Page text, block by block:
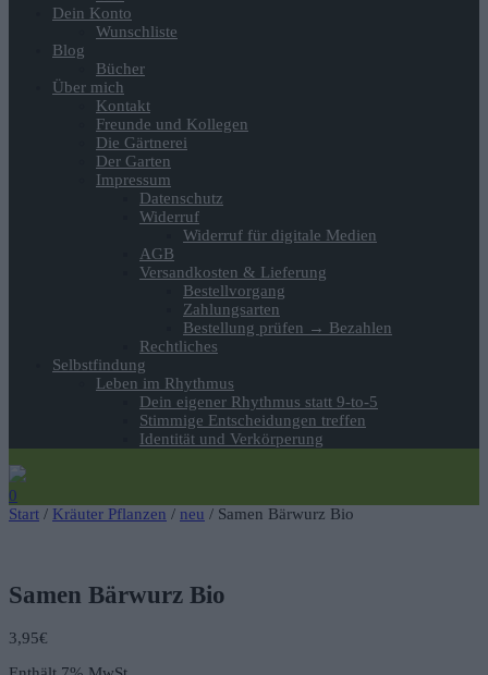
Dein Konto
Wunschliste
Blog
Bücher
Über mich
Kontakt
Freunde und Kollegen
Die Gärtnerei
Der Garten
Impressum
Datenschutz
Widerruf
Widerruf für digitale Medien
AGB
Versandkosten & Lieferung
Bestellvorgang
Zahlungsarten
Bestellung prüfen → Bezahlen
Rechtliches
Selbstfindung
Leben im Rhythmus
Dein eigener Rhythmus statt 9-to-5
Stimmige Entscheidungen treffen
Identität und Verkörperung
0
Start / Kräuter Pflanzen / neu / Samen Bärwurz Bio
Samen Bärwurz Bio
3,95€